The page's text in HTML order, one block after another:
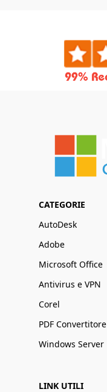
CATEGORIE
AutoDesk
Adobe
Microsoft Office
Antivirus e VPN
Corel
PDF Convertitore
Windows Server
LINK UTILI